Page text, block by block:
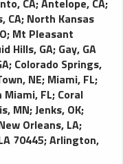
CA;Antelope, CA;
CA; North Kansas
; Mt Pleasant
Hills, GA; Gay, GA
; Colorado Springs,
NE; Miami, FL;
Miami, FL; Coral
MN;Jenks, OK;
Orleans, LA;
70445;Arlington,